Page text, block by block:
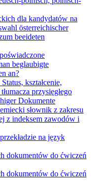
dla kandydatów na
österreichischer
beeideten
beglaubigte
an?
kształcenie,
przysięgłego
Dokumente
słownik z zakresu
z indeksem zawodów i
na język
dokumentów do ćwiczeń
dokumentów do ćwiczeń